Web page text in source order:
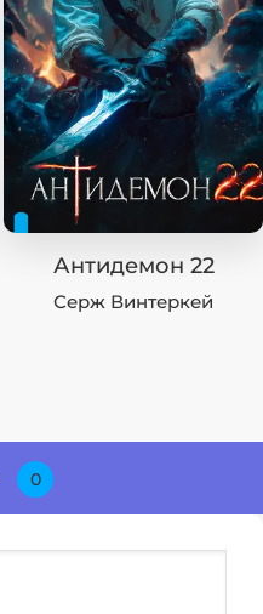
Антидемон 22
Серж Винтеркей
0